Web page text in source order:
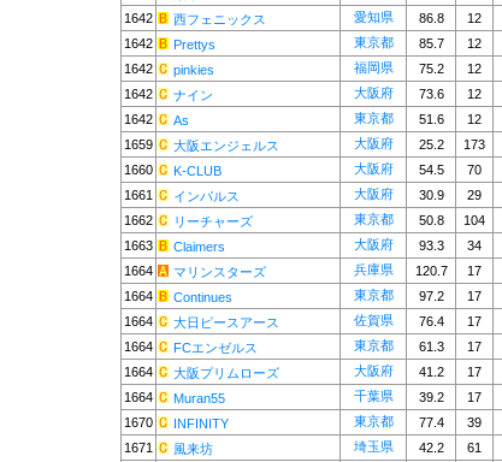
1642
西フェニックス 愛知県 86.8 12
1642
Prettys 東京都 85.7 12
1642
pinkies 福岡県 75.2 12
1642
ナイン 大阪府 73.6 12
1642
As 東京都 51.6 12
1659
大阪エンジェルス 大阪府 25.2 173
1660
K-CLUB 大阪府 54.5 70
1661
インパルス 大阪府 30.9 29
1662
リーチャーズ 東京都 50.8 104
1663
Claimers 大阪府 93.3 34
1664
マリンスターズ 兵庫県 120.7 17
1664
Continues 東京都 97.2 17
1664
大日ピースアース 佐賀県 76.4 17
1664
FCエンゼルス 東京都 61.3 17
1664
大阪プリムローズ 大阪府 41.2 17
1664
Muran55 千葉県 39.2 17
1670
INFINITY 東京都 77.4 39
1671
風来坊 埼玉県 42.2 61